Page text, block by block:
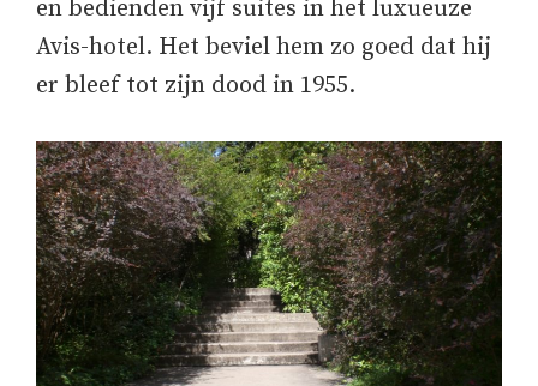
en bedienden vijf suites in het luxueuze
Avis-hotel. Het beviel hem zo goed dat hij
er bleef tot zijn dood in 1955.